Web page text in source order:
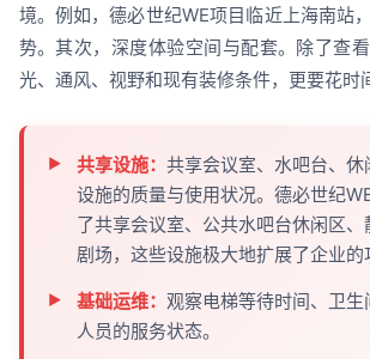
境。例如，德必世纪WE项目临近上海南站
势。其次，深度体验空间与配套。除了查
光、通风、视野和现有装修条件，更要花时
共享设施： 共享会议室、水吧台、
设施的质量与使用状况。德必世纪
了共享会议室、公共水吧台休闲区
剧场，这些设施极大地扩展了企业的
基础运维： 观察电梯等待时间、卫
人员的服务状态。